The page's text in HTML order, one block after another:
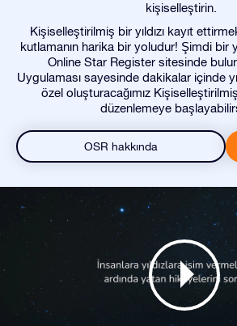
kişiselleştirin.
Kişiselleştirilmiş bir yıldızı kayıt
kutlamanın harika bir yoludur! Şimdi bir
Online Star Register sitesinde
Uygulaması sayesinde dakikalar içinde
özel oluşturacağımız Kişiselleştirilmiş
düzenlemeye
OSR hakkında